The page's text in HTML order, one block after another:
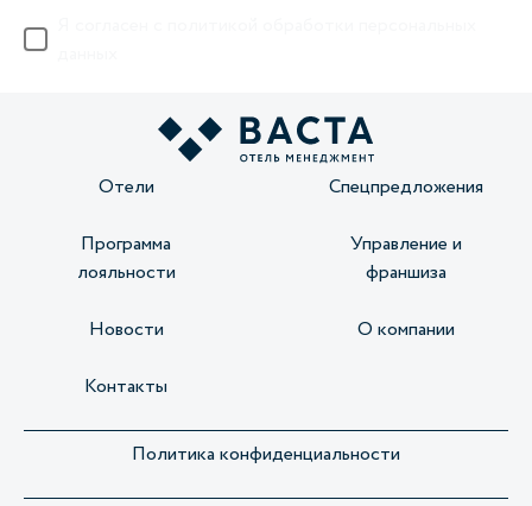
Отели Спецпредложения
Программа
лояльности
Управление и
франшиза
Новости О компании
Контакты
Политика конфиденциальности